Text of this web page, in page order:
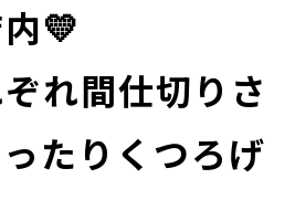
💛
れ間仕切りさ
たりくつろげ